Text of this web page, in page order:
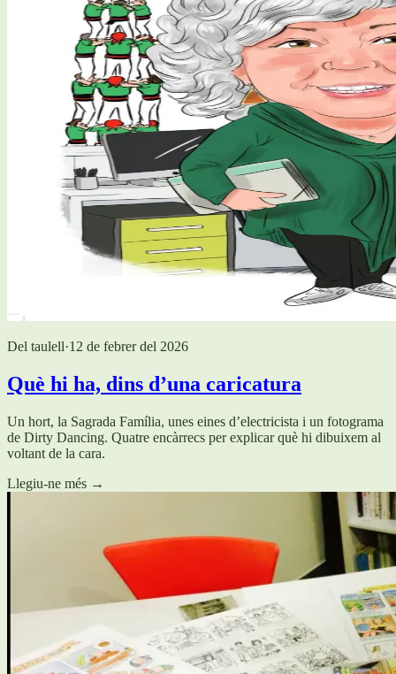
Del taulell·12 de febrer del 2026
Què hi ha, dins d’una caricatura
Un hort, la Sagrada Família, unes eines d’electricista i un fotograma
de Dirty Dancing. Quatre encàrrecs per explicar què hi dibuixem al
voltant de la cara.
Llegiu-ne més →